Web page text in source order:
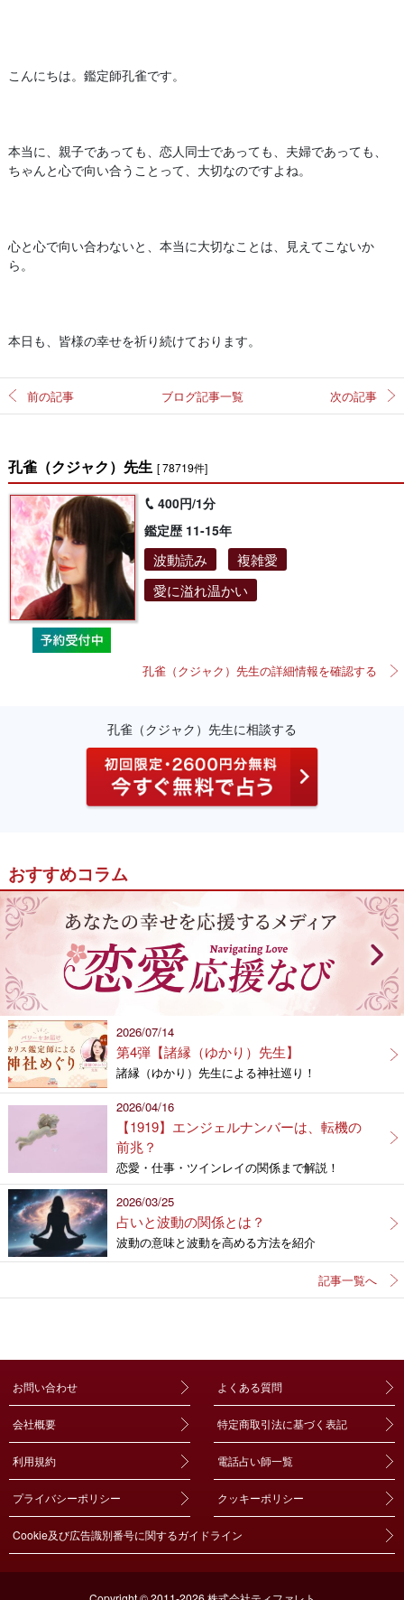
こんにちは。鑑定師孔雀です。
本当に、親子であっても、恋人同士であっても、夫婦であっても、
ちゃんと心で向い合うことって、大切なのですよね。
心と心で向い合わないと、本当に大切なことは、見えてこないか
ら。
本日も、皆様の幸せを祈り続けております。
前の記事 ブログ記事一覧 次の記事
孔雀（クジャク）先生 [ 78719件]
400円/1分
鑑定歴 11-15年
波動読み
複雑愛
愛に溢れ温かい
孔雀（クジャク）先生の詳細情報を確認する
孔雀（クジャク）先生に相談する
おすすめコラム
2026/07/14
第4弾【諸縁（ゆかり）先生】
諸縁（ゆかり）先生による神社巡り！
2026/04/16
【1919】エンジェルナンバーは、転機の
前兆？
恋愛・仕事・ツインレイの関係まで解説！
2026/03/25
占いと波動の関係とは？
波動の意味と波動を高める方法を紹介
記事一覧へ
お問い合わせ よくある質問
会社概要 特定商取引法に基づく表記
利用規約 電話占い師一覧
プライバシーポリシー クッキーポリシー
Cookie及び広告識別番号に関するガイドライン